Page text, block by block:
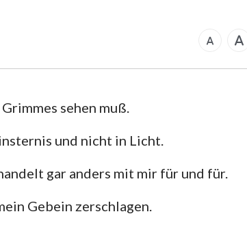
Johannes
Römer
2. Korinther
sehen muß.
und nicht in Licht.
gar anders mit mir für und für.
Gebein zerschlagen.